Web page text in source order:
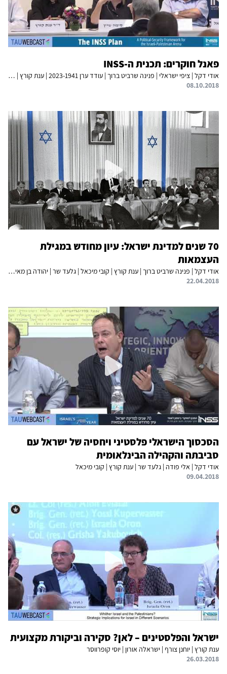
פאנל חוקרים: תכנית ה-INSS
אודי דקל | ציפי ישראלי | פנינה שרביט ברוך | עודד ערן 2023-1941 | ענת קורץ | סימה שיין | שלמה ברום | קובי מיכאל | קים לביא
08.10.2018
70 שנים למדינת ישראל: עיון מחודש במגילת
העצמאות
אודי דקל | פנינה שרביט ברוך | ענת קורץ | קובי מיכאל | גלעד שר | יהודה בן מאיר | ח'דר סואעד | שלמה גזית | אוריה שביט | אלי פודה | יובל שרלו
22.04.2018
הסכסוך הישראלי פלסטיני ויחסיה של ישראל עם
סביבתה והקהילה הבינלאומית
אודי דקל | אלי פודה | גלעד שר | ענת קורץ | קובי מיכאל
09.04.2018
ישראל והפלסטינים – לאן? סקירה וביקורת מקצועית
ענת קורץ | יוחנן צורף | ישראלה אורון | יוסי קופרווסר
26.03.2018